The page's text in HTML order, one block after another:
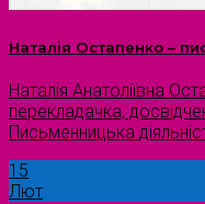
Наталія Остапенко –
Наталія Анатоліївна
перекладачка,
Письменницька
15
Лют